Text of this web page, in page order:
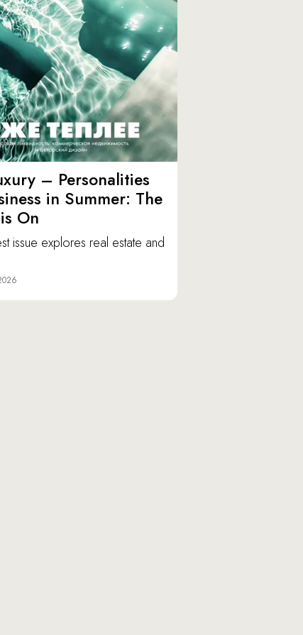
– Personalities
in Summer: The
On
issue explores real estate and